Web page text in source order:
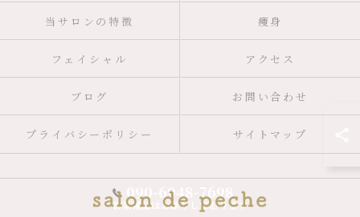
090-6948-7698
営業電話はお断りしております
当サロンの特徴 痩身
フェイシャル アクセス
ブログ お問い合わせ
プライバシーポリシー サイトマップ